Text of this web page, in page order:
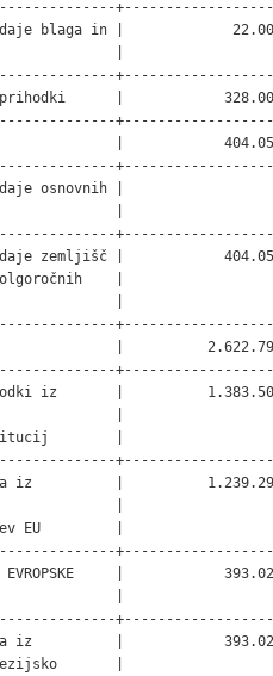
blaga in |
|
prihodki      |
|
osnovnih |
|
zemljišč |
dolgoročnih    |
|
|
iz       |
|
|
iz          |
|
EU         |
IZ EVROPSKE     |
|
iz          |
|